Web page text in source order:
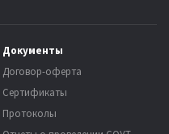
Документы
Договор-оферта
Сертификаты
Протоколы